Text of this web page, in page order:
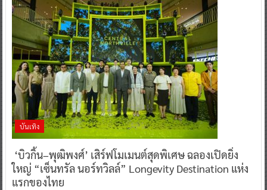
บันเทิง
‘บิวกิ้น–พุฒิพงศ์’ เสิร์ฟโมเมนต์สุดพิเศษ ฉลองเปิดยิ่ง
ใหญ่ “เซ็นทรัล นอร์ทวิลล์” Longevity Destination แห่ง
แรกของไทย